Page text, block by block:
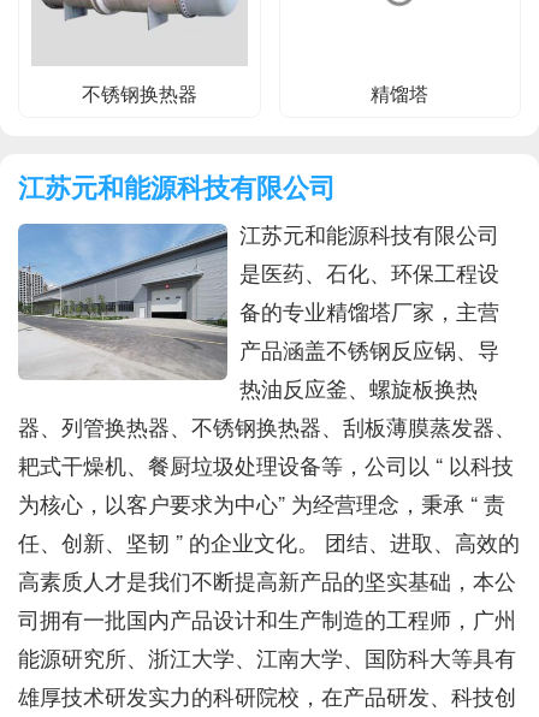
不锈钢换热器 精馏塔
江苏元和能源科技有限公司
江苏元和能源科技有限公司
是医药、石化、环保工程设
备的专业精馏塔厂家，主营
产品涵盖不锈钢反应锅、导
热油反应釜、螺旋板换热
器、列管换热器、不锈钢换热器、刮板薄膜蒸发器、
耙式干燥机、餐厨垃圾处理设备等，公司以 “ 以科技
为核心，以客户要求为中心” 为经营理念，秉承 “ 责
任、创新、坚韧 ” 的企业文化。 团结、进取、高效的
高素质人才是我们不断提高新产品的坚实基础，本公
司拥有一批国内产品设计和生产制造的工程师，广州
能源研究所、浙江大学、江南大学、国防科大等具有
雄厚技术研发实力的科研院校，在产品研发、科技创